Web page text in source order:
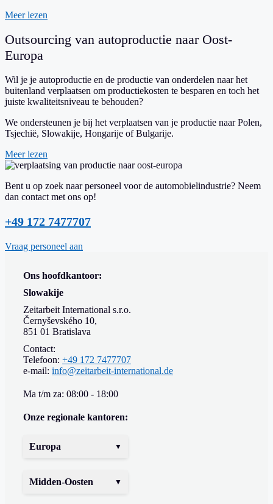
Meer lezen
Outsourcing van autoproductie naar Oost-
Europa
Wil je je autoproductie en de productie van onderdelen naar het
buitenland verplaatsen om productiekosten te besparen en toch het
juiste kwaliteitsniveau te behouden?
We ondersteunen je bij het verplaatsen van je productie naar Polen,
Tsjechië, Slowakije, Hongarije of Bulgarije.
Meer lezen
Bent u op zoek naar personeel voor de automobielindustrie? Neem
dan contact met ons op!
+49 172 7477707
Vraag personeel aan
Ons hoofdkantoor:
Slowakije
Zeitarbeit International s.r.o.
Černyševského 10,
851 01 Bratislava
Contact:
Telefoon: +49 172 7477707
e-mail: info@zeitarbeit-international.de
Ma t/m za: 08:00 - 18:00
Onze regionale kantoren:
Europa
Midden-Oosten